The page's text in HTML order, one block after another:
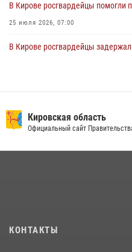
В Кирове росгвардейцы помогли
25 июля 2026, 07:00
В Кирове росгвардейцы
вневедомственную охрану и
22 июля 2026, 14:51 1 2
Кировская область
Официальный сайт
КОНТАКТЫ